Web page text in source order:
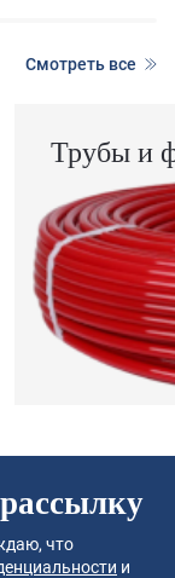
Смотреть все
Трубы и
что
и